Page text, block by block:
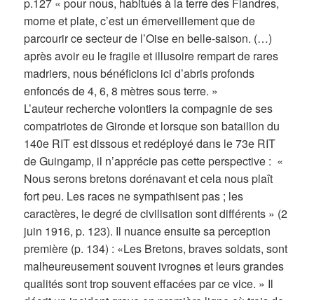
p.127 « pour nous, habitués à la terre des Flandres,
morne et plate, c’est un émerveillement que de
parcourir ce secteur de l’Oise en belle-saison. (…)
après avoir eu le fragile et illusoire rempart de rares
madriers, nous bénéficions ici d’abris profonds
enfoncés de 4, 6, 8 mètres sous terre. »
L’auteur recherche volontiers la compagnie de ses
compatriotes de Gironde et lorsque son bataillon du
140e RIT est dissous et redéployé dans le 73e RIT
de Guingamp, il n’apprécie pas cette perspective : «
Nous serons bretons dorénavant et cela nous plaît
fort peu. Les races ne sympathisent pas ; les
caractères, le degré de civilisation sont différents » (2
juin 1916, p. 123). Il nuance ensuite sa perception
première (p. 134) : «Les Bretons, braves soldats, sont
malheureusement souvent ivrognes et leurs grandes
qualités sont trop souvent effacées par ce vice. » Il